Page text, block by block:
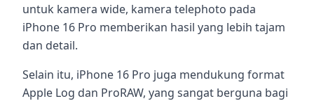
untuk kamera wide, kamera telephoto pada
iPhone 16 Pro memberikan hasil yang lebih tajam
dan detail.
Selain itu, iPhone 16 Pro juga mendukung format
Apple Log dan ProRAW, yang sangat berguna bagi